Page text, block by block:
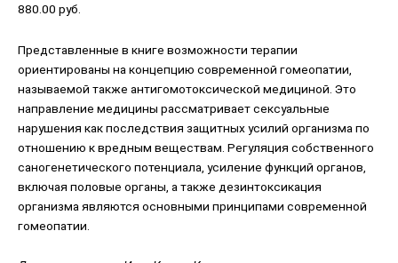
880.00 руб.
Представленные в книге возможности терапии
ориентированы на концепцию современной гомеопатии,
называемой также антигомотоксической медициной. Это
направление медицины рассматривает сексуальные
нарушения как последствия защитных усилий организма по
отношению к вредным веществам. Регуляция собственного
саногенетического потенциала, усиление функций органов,
включая половые органы, а также дезинтоксикация
организма являются основными принципами современной
гомеопатии.